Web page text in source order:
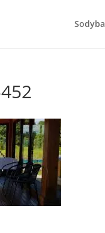
Sodyba